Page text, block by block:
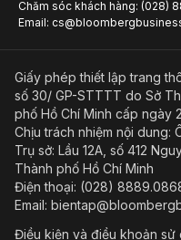
Chăm sóc khách hàng: (028)
Email:
Giấy phép thiết lập trang
số 30/ GP-STTTT do Sở
phố Hồ Chí Minh cấp ngày
Chịu trách nhiệm nội dung:
Trụ sở: Lầu 12A, số 412
Thành phố Hồ Chí Minh
Điện thoại: (028)
Email:
Điều kiện và điều khoản sử